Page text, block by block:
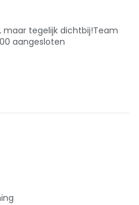
maar tegelijk dichtbij!Team
aangesloten